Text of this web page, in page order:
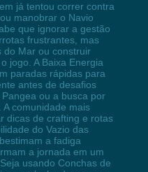
já tentou correr contra
manobrar o Navio
que ignorar a gestão
frustrantes, mas
do Mar ou construir
jogo. A Baixa Energia
paradas rápidas para
antes de desafios
ou a busca por
comunidade mais
dicas de crafting e rotas
do Vazio das
a fadiga
a jornada em um
usando Conchas de